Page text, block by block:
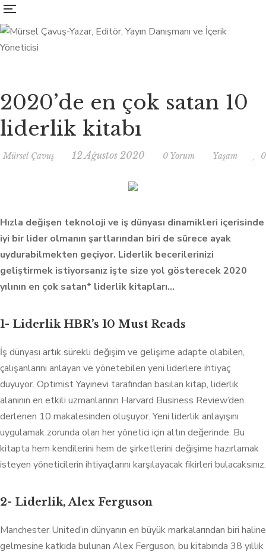
2020’de en çok satan 10
liderlik kitabı
Mürsel Çavuş 12 Ağustos 2020 0 Yorum Yaşam 0
Hızla değişen teknoloji ve iş dünyası dinamikleri içerisinde
iyi bir lider olmanın şartlarından biri de sürece ayak
uydurabilmekten geçiyor. Liderlik becerilerinizi
geliştirmek istiyorsanız işte size yol gösterecek 2020
yılının en çok satan* liderlik kitapları…
1- Liderlik HBR’s 10 Must Reads
İş dünyası artık sürekli değişim ve gelişime adapte olabilen,
çalışanlarını anlayan ve yönetebilen yeni liderlere ihtiyaç
duyuyor. Optimist Yayınevi tarafından basılan kitap, liderlik
alanının en etkili uzmanlarının Harvard Business Review’den
derlenen 10 makalesinden oluşuyor. Yeni liderlik anlayışını
uygulamak zorunda olan her yönetici için altın değerinde. Bu
kitapta hem kendilerini hem de şirketlerini değişime hazırlamak
isteyen yöneticilerin ihtiyaçlarını karşılayacak fikirleri bulacaksınız.
2- Liderlik, Alex Ferguson
Manchester United’ın dünyanın en büyük markalarından biri haline
gelmesine katkıda bulunan Alex Ferguson, bu kitabında 38 yıllık